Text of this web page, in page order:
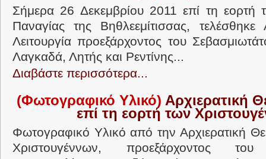
Σήμερα 26 Δεκεμβρίου 2011 επί τη εορτή
Παναγίας της Βηθλεεμίτισσας, τελέσθηκε
Λειτουργία προεξάρχοντος του
Λαγκαδά, Λητής και Ρεντίνης...
Διαβάστε περισσότερα...
(Φωτογραφικό Υλικό) Αρχιερατική
επί τη εορτή των
Φωτογραφικό Υλικό από την Αρχιερατική
Χριστουγέννων, προεξάρχοντος του